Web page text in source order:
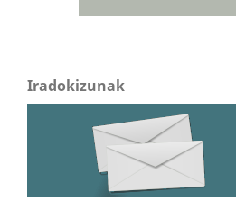
Iradokizunak